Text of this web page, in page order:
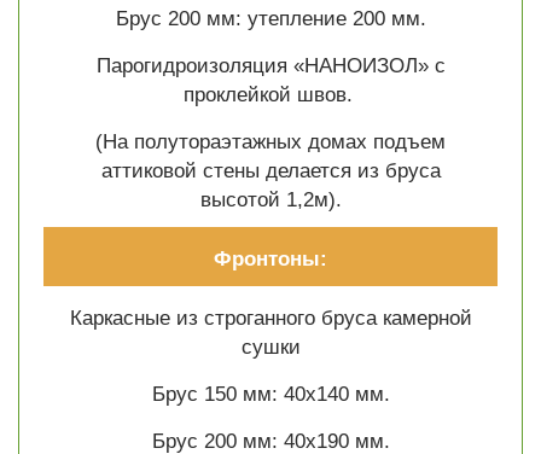
Брус 200 мм: утепление 200 мм.
Парогидроизоляция «НАНОИЗОЛ» с
проклейкой швов.
(На полутораэтажных домах подъем
аттиковой стены делается из бруса
высотой 1,2м).
Фронтоны:
Каркасные из строганного бруса камерной
сушки
Брус 150 мм: 40х140 мм.
Брус 200 мм: 40х190 мм.